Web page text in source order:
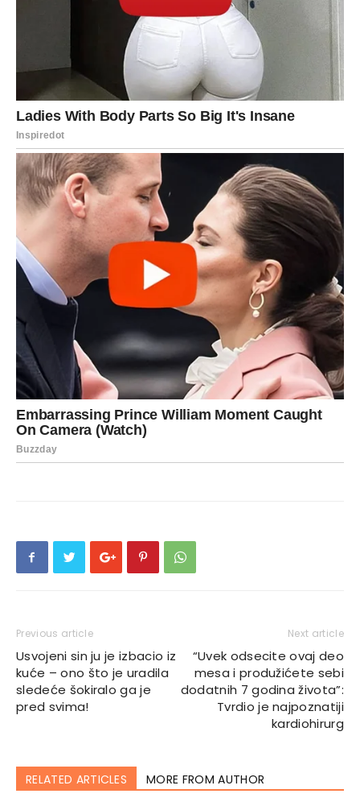
Previous article
Usvojeni sin ju je izbacio iz
kuće – ono što je uradila
sledeće šokiralo ga je
pred svima!
Next article
“Uvek odsecite ovaj deo
mesa i produžićete sebi
dodatnih 7 godina života”:
Tvrdio je najpoznatiji
kardiohirurg
RELATED ARTICLES MORE FROM AUTHOR